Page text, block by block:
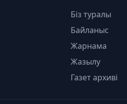
Біз туралы
Байланыс
Жарнама
Жазылу
Газет архиві